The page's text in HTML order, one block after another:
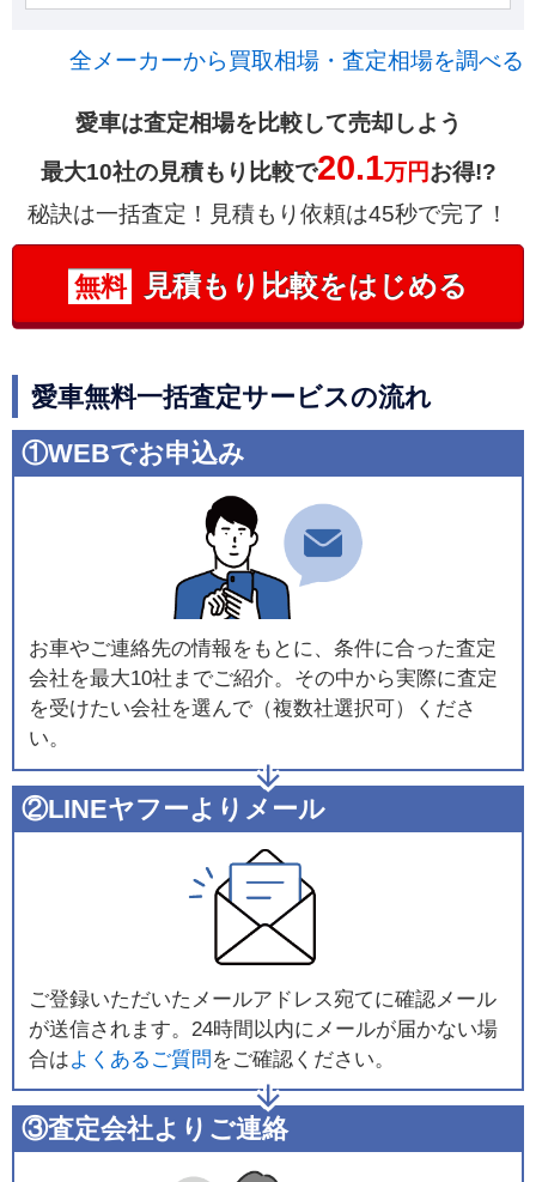
全メーカーから買取相場・査定相場を調べる
愛車は査定相場を比較して売却しよう
最大10社の見積もり比較で20.1万円お得!?
秘訣は一括査定！見積もり依頼は45秒で完了！
無料 見積もり比較をはじめる
愛車無料一括査定サービスの流れ
①WEBでお申込み
お車やご連絡先の情報をもとに、条件に合った査定
会社を最大10社までご紹介。その中から実際に査定
を受けたい会社を選んで（複数社選択可）くださ
い。
②LINEヤフーよりメール
ご登録いただいたメールアドレス宛てに確認メール
が送信されます。24時間以内にメールが届かない場
合はよくあるご質問 をご確認ください。
③査定会社よりご連絡